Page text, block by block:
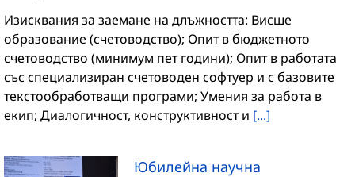
Изисквания за заемане на длъжността: Висше
образование (счетоводство); Опит в бюджетното
счетоводство (минимум пет години); Опит в работата
със специализиран счетоводен софтуер и с базовите
текстообработващи програми; Умения за работа в
екип; Диалогичност, конструктивност и [...]
Юбилейна научна